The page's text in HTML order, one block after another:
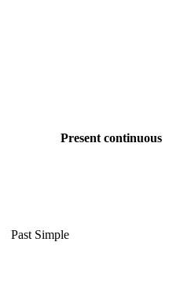
Present continuous
Past Simple